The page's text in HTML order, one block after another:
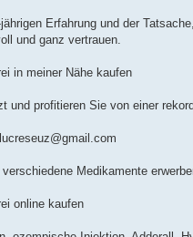
Erfahrung und der
und ganz vertrauen.
in meiner Nähe kaufen
und profitieren Sie von einer
lucreseuz@gmail.com
Medikamente
online kaufen